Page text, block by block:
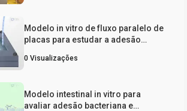
Modelo in vitro de fluxo paralelo de
placas para estudar a adesão
0 Visualizações
Modelo intestinal in vitro para
avaliar adesão bacteriana e